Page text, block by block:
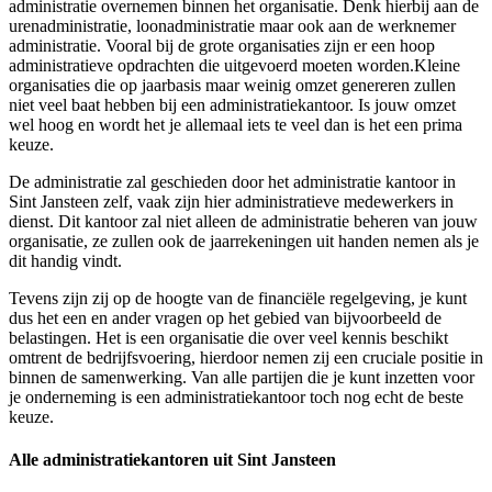
administratie overnemen binnen het organisatie. Denk hierbij aan de
urenadministratie, loonadministratie maar ook aan de werknemer
administratie. Vooral bij de grote organisaties zijn er een hoop
administratieve opdrachten die uitgevoerd moeten worden.Kleine
organisaties die op jaarbasis maar weinig omzet genereren zullen
niet veel baat hebben bij een administratiekantoor. Is jouw omzet
wel hoog en wordt het je allemaal iets te veel dan is het een prima
keuze.
De administratie zal geschieden door het administratie kantoor in
Sint Jansteen zelf, vaak zijn hier administratieve medewerkers in
dienst. Dit kantoor zal niet alleen de administratie beheren van jouw
organisatie, ze zullen ook de jaarrekeningen uit handen nemen als je
dit handig vindt.
Tevens zijn zij op de hoogte van de financiële regelgeving, je kunt
dus het een en ander vragen op het gebied van bijvoorbeeld de
belastingen. Het is een organisatie die over veel kennis beschikt
omtrent de bedrijfsvoering, hierdoor nemen zij een cruciale positie in
binnen de samenwerking. Van alle partijen die je kunt inzetten voor
je onderneming is een administratiekantoor toch nog echt de beste
keuze.
Alle administratiekantoren uit Sint Jansteen